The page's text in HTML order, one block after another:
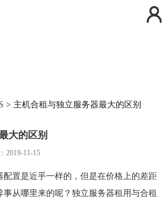
操作日志
> 主机合租与独立服务器最大的区别
大的区别
2019-11-15
配置是近乎一样的，但是在价格上的差距
从哪里来的呢？独立服务器租用与合租